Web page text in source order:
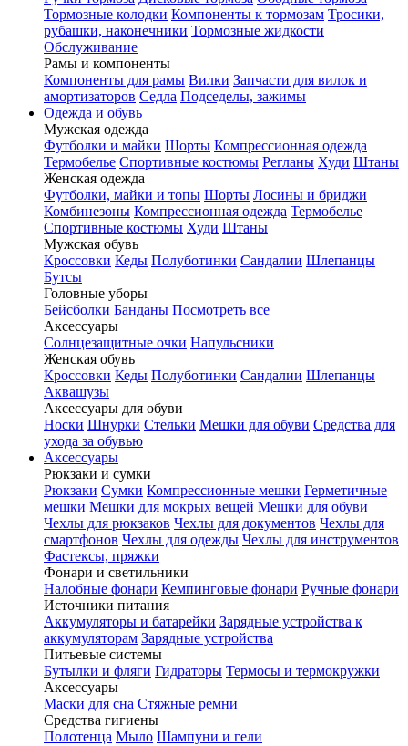
Тормозные колодки Компоненты к тормозам Тросики,
рубашки, наконечники Тормозные жидкости
Обслуживание
Рамы и компоненты
Компоненты для рамы Вилки Запчасти для вилок и
амортизаторов Седла Подседелы, зажимы
Одежда и обувь
Мужская одежда
Футболки и майки Шорты Компрессионная одежда
Термобелье Спортивные костюмы Регланы Худи Штаны
Женская одежда
Футболки, майки и топы Шорты Лосины и бриджи
Комбинезоны Компрессионная одежда Термобелье
Спортивные костюмы Худи Штаны
Мужская обувь
Кроссовки Кеды Полуботинки Сандалии Шлепанцы
Бутсы
Головные уборы
Бейсболки Банданы Посмотреть все
Аксессуары
Солнцезащитные очки Напульсники
Женская обувь
Кроссовки Кеды Полуботинки Сандалии Шлепанцы
Аквашузы
Аксессуары для обуви
Носки Шнурки Стельки Мешки для обуви Средства для
ухода за обувью
Аксессуары
Рюкзаки и сумки
Рюкзаки Сумки Компрессионные мешки Герметичные
мешки Мешки для мокрых вещей Мешки для обуви
Чехлы для рюкзаков Чехлы для документов Чехлы для
смартфонов Чехлы для одежды Чехлы для инструментов
Фастексы, пряжки
Фонари и светильники
Налобные фонари Кемпинговые фонари Ручные фонари
Источники питания
Аккумуляторы и батарейки Зарядные устройства к
аккумуляторам Зарядные устройства
Питьевые системы
Бутылки и фляги Гидраторы Термосы и термокружки
Аксессуары
Маски для сна Стяжные ремни
Средства гигиены
Полотенца Мыло Шампуни и гели